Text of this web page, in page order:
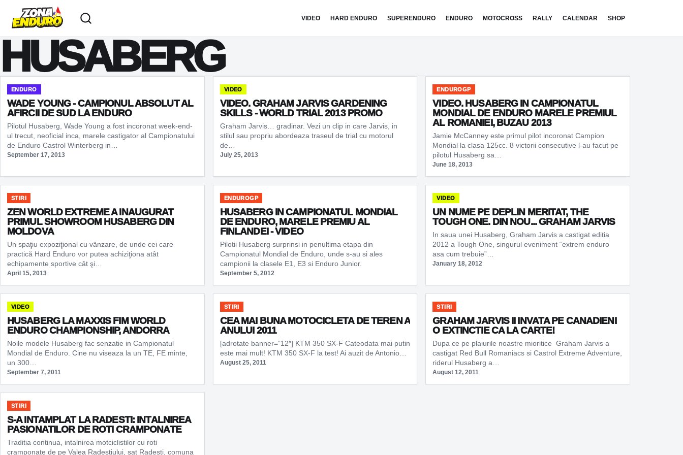
Sari la conținut
VIDEO HARD ENDURO SUPERENDURO ENDURO MOTOCROSS RALLY CALENDAR SHOP
HUSABERG
ENDURO
WADE YOUNG - CAMPIONUL ABSOLUT AL
AFIRCII DE SUD LA ENDURO
Pilotul Husaberg, Wade Young a fost incoronat week-end-
ul trecut, neoficial inca, marele castigator al Campionatului
de Enduro Castrol Winterberg in…
September 17, 2013
VIDEO
VIDEO. GRAHAM JARVIS GARDENING
SKILLS - WORLD TRIAL 2013 PROMO
Graham Jarvis… gradinar. Vezi un clip in care Jarvis, in
stilul sau propriu abordeaza traseul de trial cu motorul
de…
July 25, 2013
ENDUROGP
VIDEO. HUSABERG IN CAMPIONATUL
MONDIAL DE ENDURO MARELE PREMIUL
AL ROMANIEI, BUZAU 2013
Jamie McCanney este primul pilot incoronat Campion
Mondial la clasa 125cc. 8 victorii consecutive l-au facut pe
pilotul Husaberg sa…
June 18, 2013
STIRI
ZEN WORLD EXTREME A INAUGURAT
PRIMUL SHOWROOM HUSABERG DIN
MOLDOVA
Un spaţiu expoziţional cu vânzare, de unde cei care
practică Hard Enduro vor putea achiziţiona atât
echipamente sportive cât şi…
April 15, 2013
ENDUROGP
HUSABERG IN CAMPIONATUL MONDIAL
DE ENDURO, MARELE PREMIU AL
FINLANDEI - VIDEO
Pilotii Husaberg surprinsi in penultima etapa din
Campionatul Mondial de Enduro, unde s-au si ales
campionii la clasele E1, E3 si Enduro Junior.
September 5, 2012
VIDEO
UN NUME PE DEPLIN MERITAT, THE
TOUGH ONE. DIN NOU... GRAHAM JARVIS
In saua unei Husaberg, Graham Jarvis a castigat editia
2012 a Tough One, singurul eveniment “extrem enduro
asa cum trebuie”…
January 18, 2012
VIDEO
HUSABERG LA MAXXIS FIM WORLD
ENDURO CHAMPIONSHIP, ANDORRA
Noile modele Husaberg fac senzatie in Campionatul
Mondial de Enduro. Cine nu viseaza la un TE, FE minte,
un 300…
September 7, 2011
STIRI
CEA MAI BUNA MOTOCICLETA DE TEREN A
ANULUI 2011
[adrotate banner=”12″] KTM 350 SX-F Cateodata mai putin
este mai mult! KTM 350 SX-F la test! Ai auzit de Antonio…
August 25, 2011
STIRI
GRAHAM JARVIS II INVATA PE CANADIENI
O EXTINCTIE CA LA CARTE!
Dupa ce pe plaiurile noastre mioritice Graham Jarvis a
castigat Red Bull Romaniacs si Castrol Extreme Adventure,
riderul Husaberg a…
August 12, 2011
STIRI
S-A INTAMPLAT LA RADESTI: INTALNIREA
PASIONATILOR DE ROTI CRAMPONATE
Traditia continua, intalnirea motciclistilor cu roti
cramponate de pe Valea Radestiului, sat Radesti, comuna